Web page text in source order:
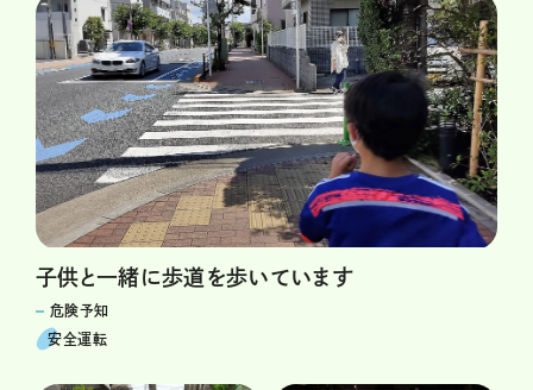
子供と一緒に歩道を歩いています
危険予知
安全運転